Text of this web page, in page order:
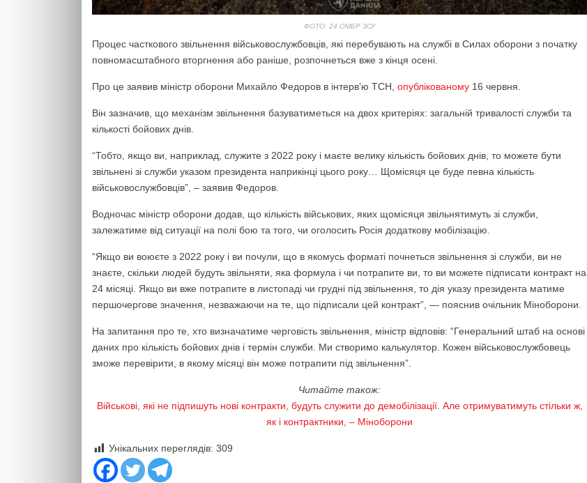
ФОТО: 24 ОМБР ЗСУ
Процес часткового звільнення військовослужбовців, які перебувають на службі в Силах оборони з початку
повномасштабного вторгнення або раніше, розпочнеться вже з кінця осені.
Про це заявив міністр оборони Михайло Федоров в інтерв’ю ТСН, опублікованому 16 червня.
Він зазначив, що механізм звільнення базуватиметься на двох критеріях: загальній тривалості служби та
кількості бойових днів.
“Тобто, якщо ви, наприклад, служите з 2022 року і маєте велику кількість бойових днів, то можете бути
звільнені зі служби указом президента наприкінці цього року… Щомісяця це буде певна кількість
військовослужбовців”, – заявив Федоров.
Водночас міністр оборони додав, що кількість військових, яких щомісяця звільнятимуть зі служби,
залежатиме від ситуації на полі бою та того, чи оголосить Росія додаткову мобілізацію.
“Якщо ви воюєте з 2022 року і ви почули, що в якомусь форматі почнеться звільнення зі служби, ви не
знаєте, скільки людей будуть звільняти, яка формула і чи потрапите ви, то ви можете підписати контракт на
24 місяці. Якщо ви вже потрапите в листопаді чи грудні під звільнення, то дія указу президента матиме
першочергове значення, незважаючи на те, що підписали цей контракт”, — пояснив очільник Міноборони.
На запитання про те, хто визначатиме черговість звільнення, міністр відповів: “Генеральний штаб на основі
даних про кількість бойових днів і термін служби. Ми створимо калькулятор. Кожен військовослужбовець
зможе перевірити, в якому місяці він може потрапити під звільнення”.
Читайте також:
Військові, які не підпишуть нові контракти, будуть служити до демобілізації. Але отримуватимуть стільки ж,
як і контрактники, – Міноборони
Унікальних переглядів: 309